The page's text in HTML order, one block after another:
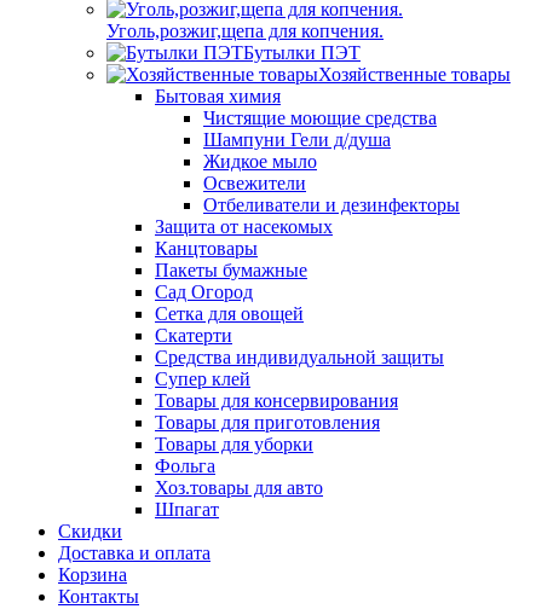
Уголь,розжиг,щепа для копчения.
Бутылки ПЭТ
Хозяйственные товары
Бытовая химия
Чистящие моющие средства
Шампуни Гели д/душа
Жидкое мыло
Освежители
Отбеливатели и дезинфекторы
Защита от насекомых
Канцтовары
Пакеты бумажные
Сад Огород
Сетка для овощей
Скатерти
Средства индивидуальной защиты
Супер клей
Товары для консервирования
Товары для приготовления
Товары для уборки
Фольга
Хоз.товары для авто
Шпагат
Скидки
Доставка и оплата
Корзина
Контакты